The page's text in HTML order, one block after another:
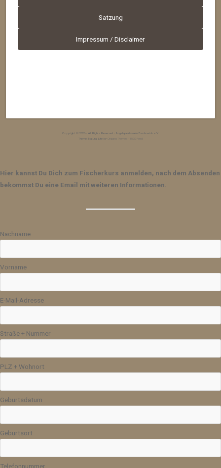
Satzung
Impressum / Disclaimer
Copyright © 2026 · All Rights Reserved · Angelsportverein Bardowick e.V.
Theme: Natural Lite by
Organic Themes RSS Feed
Hier kannst Du Dich zum Fischerkurs anmelden, nach dem Absenden
bekommst Du eine Email mit weiteren Informationen.
Nachname
Vorname
E-Mail-Adresse
Straße + Nummer
PLZ + Wohnort
Geburtsdatum
Geburtsort
Telefonnummer